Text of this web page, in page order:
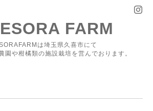
FARM
は埼玉県久喜市にて
園や柑橘類の施設栽培を営んでおります。